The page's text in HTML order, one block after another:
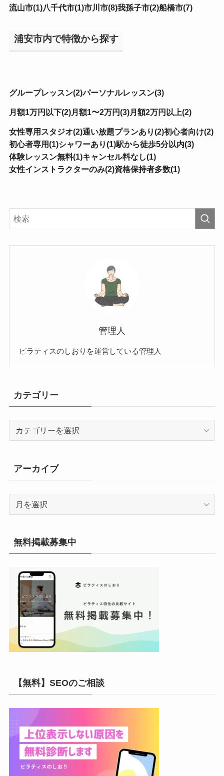
流山市(1)八千代市(1)市川市(8)我孫子市(2)船橋市(7)
浦安市内で特徴から探す
グループレッスン(2)パーソナルレッスン(3)
月額1万円以下(2)月額1〜2万円(3)月額2万円以上(2)
女性専用スタジオ(2)通い放題プランあり(2)初心者向け(2)
初心者専用(1)シャワーあり(1)駅から徒歩5分以内(3)
体験レッスン無料(1)キャンセル料なし(1)
女性インストラクターのみ(2)資格保持者多数(1)
管理人
ピラティスのしおりを運営している管理人
カテゴリー
ー
アーカイブ
イ
ブ
無料掲載募集中
【無料】SEOのご相談